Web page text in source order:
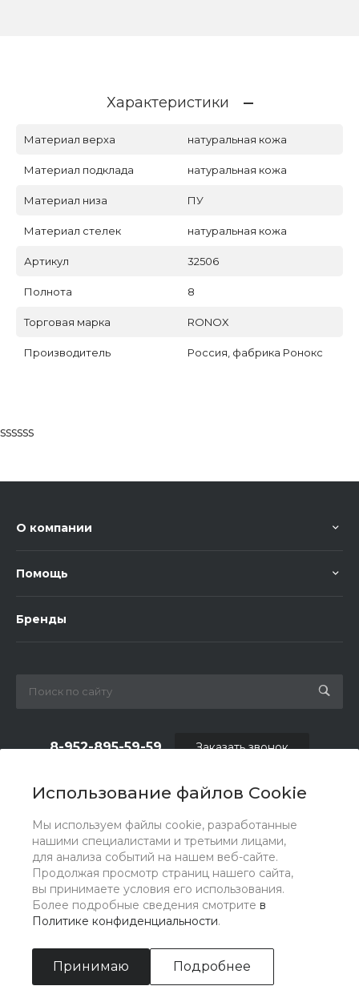
Использование файлов Cookie
Мы используем файлы cookie, разработанные
нашими специалистами и третьими лицами,
для анализа событий на нашем веб-сайте.
Продолжая просмотр страниц нашего сайта,
вы принимаете условия его использования.
Более подробные сведения смотрите в
Политике конфиденциальности.
Принимаю Подробнее
Характеристики
Материал верха натуральная кожа
Материал подклада натуральная кожа
Материал низа ПУ
Материал стелек натуральная кожа
Артикул 32506
Полнота 8
Торговая марка RONOX
Производитель Россия, фабрика Ронокс
ssssss
О компании
Помощь
Бренды
shop.fas@list.ru
8-952-895-59-59
oas_reklama@list.ru
Заказать звонок